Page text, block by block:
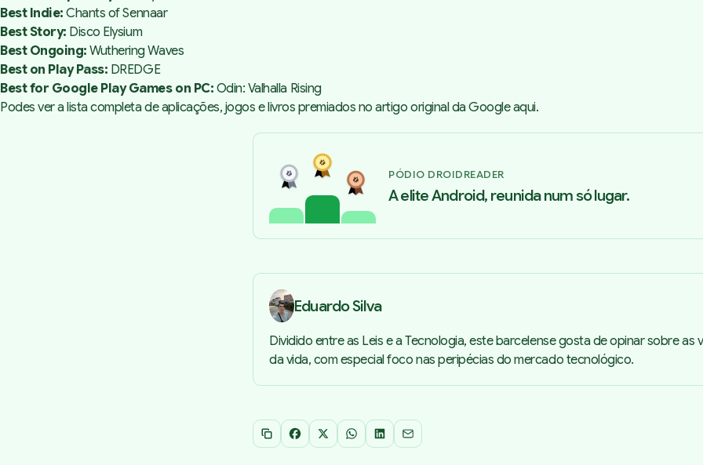
Best Indie: Chants of Sennaar
Best Story: Disco Elysium
Best Ongoing: Wuthering Waves
Best on Play Pass: DREDGE
Best for Google Play Games on PC: Odin: Valhalla Rising
Podes ver a lista completa de aplicações, jogos e livros premiados no artigo original da Googleaqui.
PÓDIO DROIDREADER
A elite Android, reunida num só lugar.
Eduardo Silva
Dividido entre as Leis e a Tecnologia, este barcelense gosta de opinar sobre as
da vida, com especial foco nas peripécias do mercado tecnológico.
Copiar link
Facebook
X WhatsApp
LinkedInEmail